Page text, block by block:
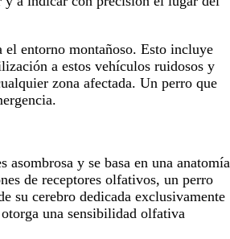
el entorno montañoso. Esto incluye
a estos vehículos ruidosos y
zona afectada. Un perro que
y se basa en una anatomía
de receptores olfativos, un perro
su cerebro dedicada exclusivamente
una sensibilidad olfativa